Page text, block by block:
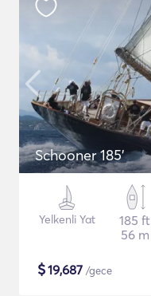
Schooner 185'
Yelkenli Yat
185 ft
56 m
$19,687 /gece